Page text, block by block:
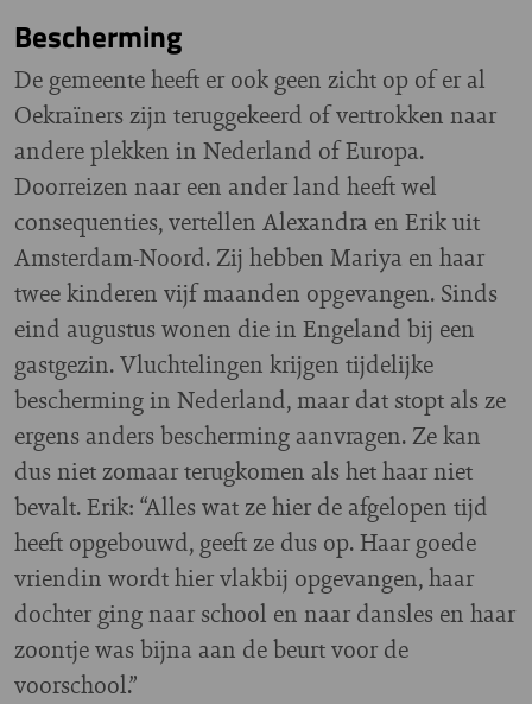
Bescherming
De gemeente heeft er ook geen zicht op of er al
Oekraïners zijn teruggekeerd of vertrokken naar
andere plekken in Nederland of Europa.
Doorreizen naar een ander land heeft wel
consequenties, vertellen Alexandra en Erik uit
Amsterdam-Noord. Zij hebben Mariya en haar
twee kinderen vijf maanden opgevangen. Sinds
eind augustus wonen die in Engeland bij een
gastgezin. Vluchtelingen krijgen tijdelijke
bescherming in Nederland, maar dat stopt als ze
ergens anders bescherming aanvragen. Ze kan
dus niet zomaar terugkomen als het haar niet
bevalt. Erik: “Alles wat ze hier de afgelopen tijd
heeft opgebouwd, geeft ze dus op. Haar goede
vriendin wordt hier vlakbij opgevangen, haar
dochter ging naar school en naar dans­les en haar
zoontje was bijna aan de beurt voor de
voorschool.”